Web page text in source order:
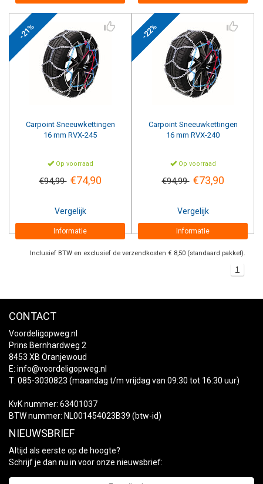
-21%
CarpointSneeuwkettingen
16 mm RVX-245
Op voorraad
€94,99 €74,90
Vergelijk
Informatie
-22%
CarpointSneeuwkettingen
16 mm RVX-240
Op voorraad
€94,99 €73,90
Vergelijk
Informatie
Inclusief BTW en exclusief de verzendkosten € 8,50 (standaard pakket).
1
CONTACT
Voordeligopweg.nl
Prins Bernhardweg 2
8453 XB Oranjewoud
E: info@voordeligopweg.nl
T: 085-3030823 (maandag t/m vrijdag van 09:30 tot 16:30 uur)
KvK nummer: 63401037
BTW nummer: NL001454023B39 (btw-id)
NIEUWSBRIEF
Altijd als eerste op de hoogte?
Schrijf je dan nu in voor onze nieuwsbrief: